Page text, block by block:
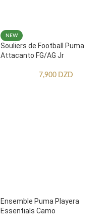
NEW
Souliers de Football Puma
Attacanto FG/AG Jr
7,900 DZD
Ensemble Puma Playera
Essentials Camo